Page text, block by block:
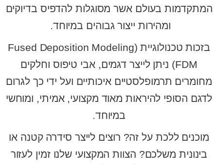
המתקדמות בעולם אשר מסוגלות להדפיס בדיוקים
ומהירות ייצור גבוהים במיוחד.
בזכות טכנולוגיית Fused Deposition Modeling)
FDM) ניתן לייצר דגמים, אבי טיפוס וחלקים
מחומרים תרמופלסטיים איכותיים ועל ידי כך לגרום
לדגם הסופי להיראות מאוד מקצועי, אמיתי, ומוחשי
במיוחד.
מוכנים ללכת על זה? רוצים לייצר סידרה קטנה או
בינונית משלכם? הצוות המקצועי שלנו זמין לעזור